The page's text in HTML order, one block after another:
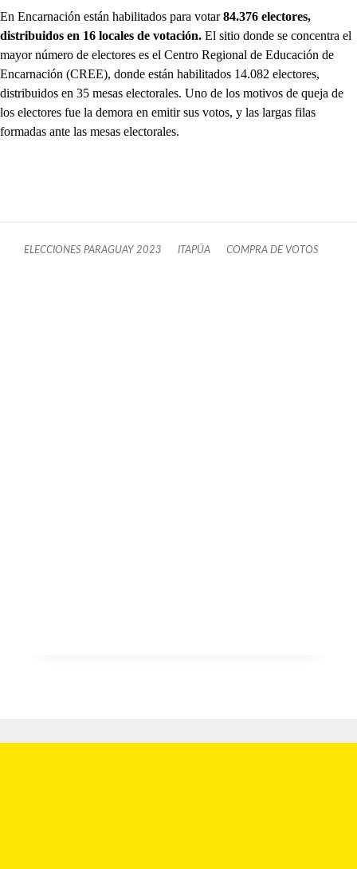
En Encarnación están habilitados para votar84.376 electores,
distribuidos en 16 locales de votación. El sitio donde se concentra el
mayor número de electores es el Centro Regional de Educación de
Encarnación (CREE), donde están habilitados 14.082 electores,
distribuidos en 35 mesas electorales. Uno de los motivos de queja de
los electores fue la demora en emitir sus votos, y las largas filas
formadas ante las mesas electorales.
ELECCIONES PARAGUAY 2023 ITAPÚA COMPRA DE VOTOS